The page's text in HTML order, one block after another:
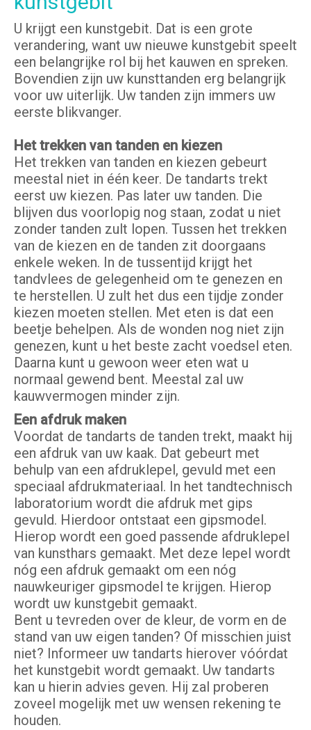
U krijgt een kunstgebit. Dat is een grote
verandering, want uw nieuwe kunstgebit speelt
een belangrijke rol bij het kauwen en spreken.
Bovendien zijn uw kunsttanden erg belangrijk
voor uw uiterlijk. Uw tanden zijn immers uw
eerste blikvanger.
Het trekken van tanden en kiezen
Het trekken van tanden en kiezen gebeurt
meestal niet in één keer. De tandarts trekt
eerst uw kiezen. Pas later uw tanden. Die
blijven dus voorlopig nog staan, zodat u niet
zonder tanden zult lopen. Tussen het trekken
van de kiezen en de tanden zit doorgaans
enkele weken. In de tussentijd krijgt het
tandvlees de gelegenheid om te genezen en
te herstellen. U zult het dus een tijdje zonder
kiezen moeten stellen. Met eten is dat een
beetje behelpen. Als de wonden nog niet zijn
genezen, kunt u het beste zacht voedsel eten.
Daarna kunt u gewoon weer eten wat u
normaal gewend bent. Meestal zal uw
kauwvermogen minder zijn.
Een afdruk maken
Voordat de tandarts de tanden trekt, maakt hij
een afdruk van uw kaak. Dat gebeurt met
behulp van een afdruklepel, gevuld met een
speciaal afdrukmateriaal. In het tandtechnisch
laboratorium wordt die afdruk met gips
gevuld. Hierdoor ontstaat een gipsmodel.
Hierop wordt een goed passende afdruklepel
van kunsthars gemaakt. Met deze lepel wordt
nóg een afdruk gemaakt om een nóg
nauwkeuriger gipsmodel te krijgen. Hierop
wordt uw kunstgebit gemaakt.
Bent u tevreden over de kleur, de vorm en de
stand van uw eigen tanden? Of misschien juist
niet? Informeer uw tandarts hierover vóórdat
het kunstgebit wordt gemaakt. Uw tandarts
kan u hierin advies geven. Hij zal proberen
zoveel mogelijk met uw wensen rekening te
houden.